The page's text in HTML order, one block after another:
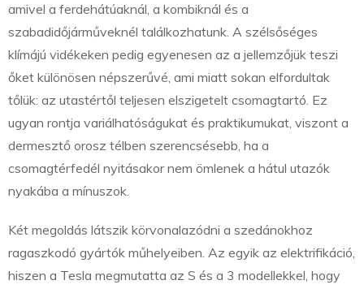
amivel a ferdehátúaknál, a kombiknál és a
szabadidőjárműveknél találkozhatunk. A szélsőséges
klímájú vidékeken pedig egyenesen az a jellemzőjük teszi
őket különösen népszerűvé, ami miatt sokan elfordultak
tőlük: az utastértől teljesen elszigetelt csomagtartó. Ez
ugyan rontja variálhatóságukat és praktikumukat, viszont a
dermesztő orosz télben szerencsésebb, ha a
csomagtérfedél nyitásakor nem ömlenek a hátul utazók
nyakába a mínuszok.
Két megoldás látszik körvonalazódni a szedánokhoz
ragaszkodó gyártók műhelyeiben. Az egyik az elektrifikáció,
hiszen a Tesla megmutatta az S és a 3 modellekkel, hogy